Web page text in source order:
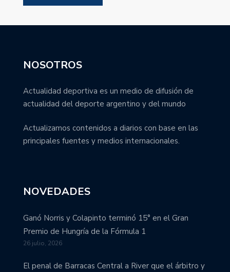
NOSOTROS
Actualidad deportiva es un medio de difusión de
actualidad del deporte argentino y del mundo
Actualizamos contenidos a diarios con base en las
principales fuentes y medios internacionales.
NOVEDADES
Ganó Norris y Colapinto terminó 15° en el Gran
Premio de Hungría de la Fórmula 1
26 julio, 2026
El penal de Barracas Central a River que el árbitro y